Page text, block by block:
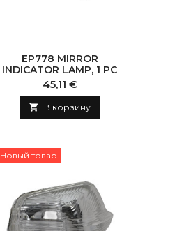
EP778 MIRROR
INDICATOR LAMP, 1 PC
Цена
45,11 €
 В корзину
Новый товар